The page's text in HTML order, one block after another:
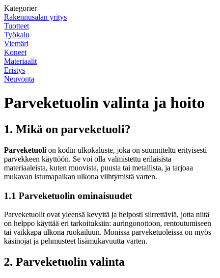
Kategorier
Rakennusalan yritys
Tuotteet
Työkalu
Viemäri
Koneet
Materiaalit
Eristys
Neuvonta
Parveketuolin valinta ja hoito
1. Mikä on parveketuoli?
Parveketuoli on kodin ulkokaluste, joka on suunniteltu erityisesti
parvekkeen käyttöön. Se voi olla valmistettu erilaisista
materiaaleista, kuten muovista, puusta tai metallista, ja tarjoaa
mukavan istumapaikan ulkona viihtymistä varten.
1.1 Parveketuolin ominaisuudet
Parveketuolit ovat yleensä kevyitä ja helposti siirrettäviä, jotta niitä
on helppo käyttää eri tarkoituksiin: auringonottoon, rentoutumiseen
tai vaikkapa ulkona ruokailuun. Monissa parveketuoleissa on myös
käsinojat ja pehmusteet lisämukavuutta varten.
2. Parveketuolin valinta